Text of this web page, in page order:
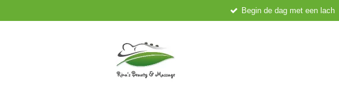
Begin de dag met een lach